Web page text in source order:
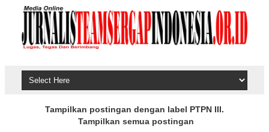
Tampilkan postingan dengan label PTPN III.
Tampilkan semua postingan